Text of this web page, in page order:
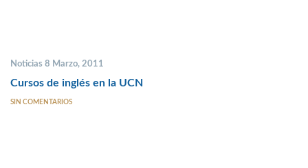
Noticias 8 Marzo, 2011
Cursos de inglés en la UCN
SIN COMENTARIOS